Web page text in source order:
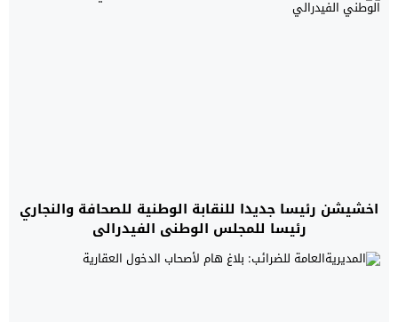
اخشيشن رئيسا جديدا للنقابة الوطنية للصحافة والنجاري
رئيسا للمجلس الوطني الفيدرالي